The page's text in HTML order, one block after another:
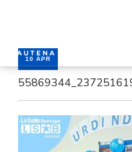
HOME
CONTACT
10 APR